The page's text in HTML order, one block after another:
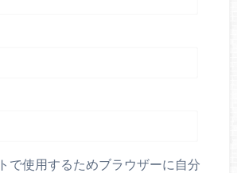
で使用するためブラウザーに自分